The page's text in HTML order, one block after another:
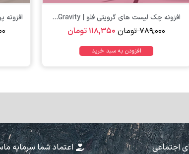
افزونه چک لیست های گرویتی فلو | Gravity...
۷۸۹,۰۰۰ تومان ۱۱۸,۳۵۰تومان
افزودن به سبد خرید
اجتماعی اعتماد شما سرمایه